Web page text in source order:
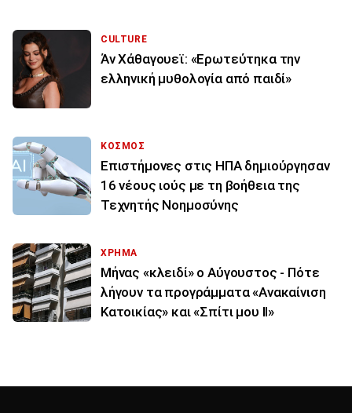
CULTURE
Άν Χάθαγουεϊ: «Ερωτεύτηκα την
ελληνική μυθολογία από παιδί»
ΚΟΣΜΟΣ
Επιστήμονες στις ΗΠΑ δημιούργησαν
16 νέους ιούς με τη βοήθεια της
Τεχνητής Νοημοσύνης
ΧΡΗΜΑ
Μήνας «κλειδί» ο Αύγουστος - Πότε
λήγουν τα προγράμματα «Ανακαίνιση
Κατοικίας» και «Σπίτι μου ΙΙ»